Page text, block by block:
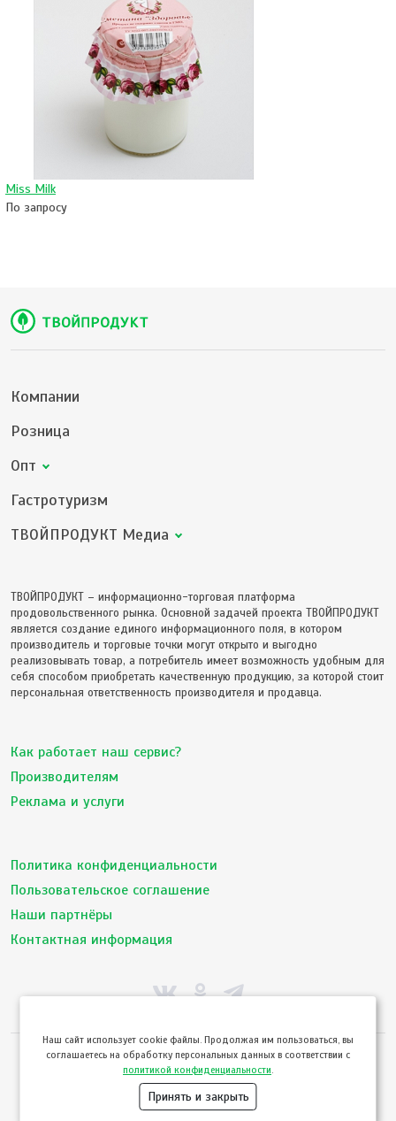
Miss Milk
По запросу
Компании
Розница
Опт
Гастротуризм
ТВОЙПРОДУКТ Медиа
ТВОЙПРОДУКТ – информационно-торговая платформа
продовольственного рынка. Основной задачей проекта ТВОЙПРОДУКТ
является создание единого информационного поля, в котором
производитель и торговые точки могут открыто и выгодно
реализовывать товар, а потребитель имеет возможность удобным для
себя способом приобретать качественную продукцию, за которой стоит
персональная ответственность производителя и продавца.
Как работает наш сервис?
Производителям
Реклама и услуги
Политика конфиденциальности
Пользовательское соглашение
Наши партнёры
Контактная информация
© ТвойПродукт 2010 - 2026
Использование сайта означает согласие сПользовательским соглашением
Политикой конфиденциальностисервиса ТВОЙПРОДУКТ
Hаш сайт использует cookie файлы. Продолжая им пользоваться, вы
соглашаетесь на обработку персональных данных в соответствии с
политикой конфиденциальности
Принять и закрыть